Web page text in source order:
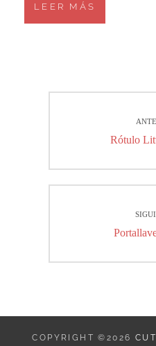
LEER MÁS
Entrada
Rótulo
Entrada
COPYRIGHT ©2026